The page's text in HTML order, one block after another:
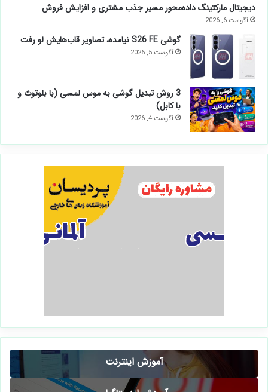
دیجیتال مارکتینگ داده‌محور مسیر جذب مشتری و افزایش فروش
آگوست 6, 2026
گوشی S26 FE نیامده، تصاویر قاب‌هایش لو رفت
آگوست 5, 2026
3 روش تبدیل گوشی به موس لمسی (با بلوتوث و
با کابل)
آگوست 4, 2026
آموزش اینترنت